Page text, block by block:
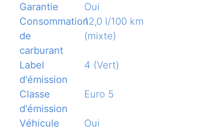
Garantie
Oui
Consommation
de
carburant
12,0 l/100 km
(mixte)
Label
d'émission
4 (Vert)
Classe
d'émission
Euro 5
Véhicule
Oui